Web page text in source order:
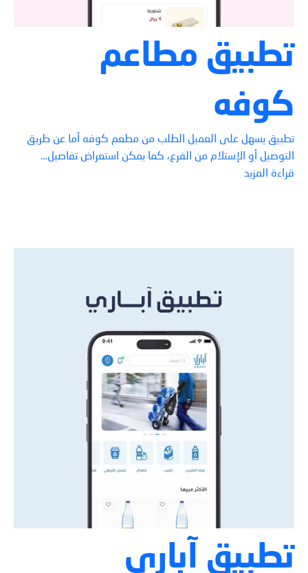
تطبيق مطاعم
كوفه
تطبيق يسهل على العميل الطلب من مطعم كوفه أما عن طريق
التوصيل أو الإستلام من الفرع، كما يمكن استعراض تفاصيل…
قراءة المزيد
تطبيق آباري